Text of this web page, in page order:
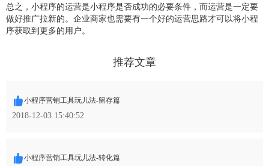
总之，小程序的运营是小程序是否成功的必要条件，而运营是一定要
做好推广拉新的。企业商家也需要有一个好的运营思路才可以将小程
序获取到更多的用户。
推荐文章
小程序营销工具玩儿法-留存篇
2018-12-03 15:40:52
小程序营销工具玩儿法-转化篇